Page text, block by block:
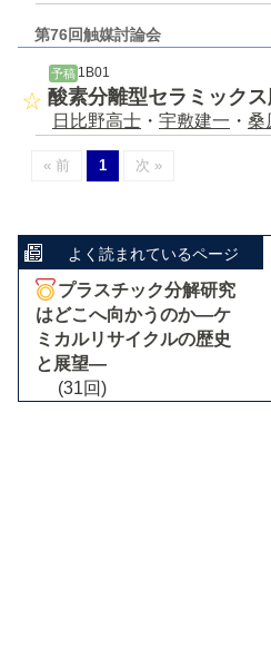
第76回触媒討論会
予稿 1B01
酸素分離型セラミック
日比野高士 ・ 宇敷建一 ・ 桑
« 前 1 次 »
よく読まれているページ
プラスチック分解研究
はどこへ向かうのか―ケ
ミカルリサイクルの歴史
と展望―
(31回)